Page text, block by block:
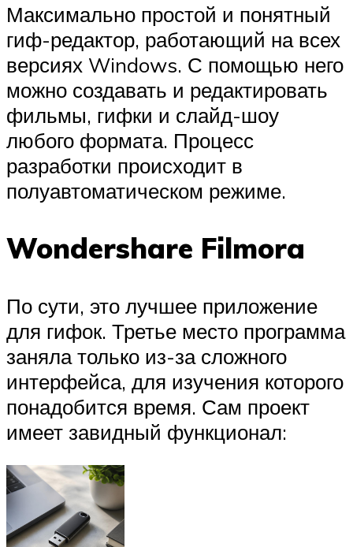
Максимально простой и понятный
гиф-редактор, работающий на всех
версиях Windows. С помощью него
можно создавать и редактировать
фильмы, гифки и слайд-шоу
любого формата. Процесс
разработки происходит в
полуавтоматическом режиме.
Wondershare Filmora
По сути, это лучшее приложение
для гифок. Третье место программа
заняла только из-за сложного
интерфейса, для изучения которого
понадобится время. Сам проект
имеет завидный функционал: